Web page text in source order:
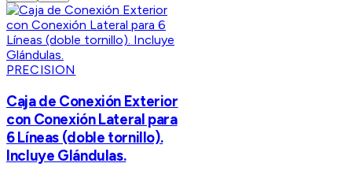
PRECISION
Caja de Conexión Exterior
con Conexión Lateral para
6 Líneas (doble tornillo).
Incluye Glándulas.